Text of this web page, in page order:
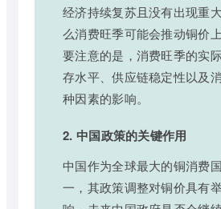
经济持续复苏且没有出现重
么消费旺季可能会推动铜价
要注意的是，消费旺季的实
存水平、供应链稳定性以及
种因素的影响。
2. 中国政策的关键作用
中国作为全球最大的铜消费
一，其政策调整对铜价具有